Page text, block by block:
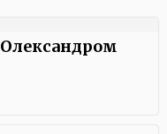
Олександром